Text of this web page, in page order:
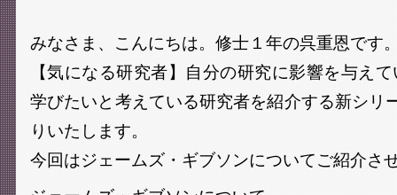
みなさま、こんにちは。修士１年の呉重恩です
【気になる研究者】自分の研究に影響を与え
学びたいと考えている研究者を紹介する新シリ
りいたします。
今回はジェームズ・ギブソンについてご紹介さ